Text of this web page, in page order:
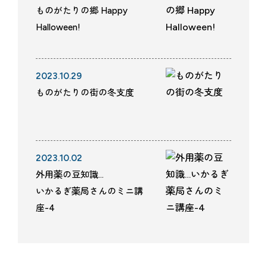
ものがたりの郷 Happy
Halloween!
2023.10.29
ものがたりの街の冬支度
2023.10.02
外用薬の豆知識…
いかるぎ薬局さんのミニ講
座-4